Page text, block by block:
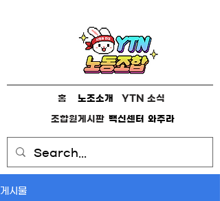
홈 YTN 소식
조합원게시판 와주라
백신센터
노조소개
게시물